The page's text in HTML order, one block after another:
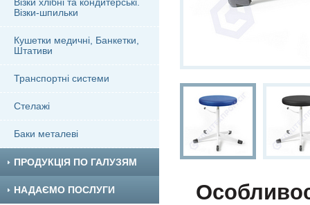
Візки-шпильки
Кушетки медичні, Банкетки,
Штативи
Транспортні системи
Стелажі
Баки металеві
ПРОДУКЦІЯ ПО ГАЛУЗЯМ
НАДАЄМО ПОСЛУГИ